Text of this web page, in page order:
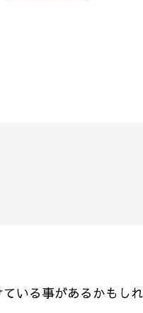
いる事があるかもし